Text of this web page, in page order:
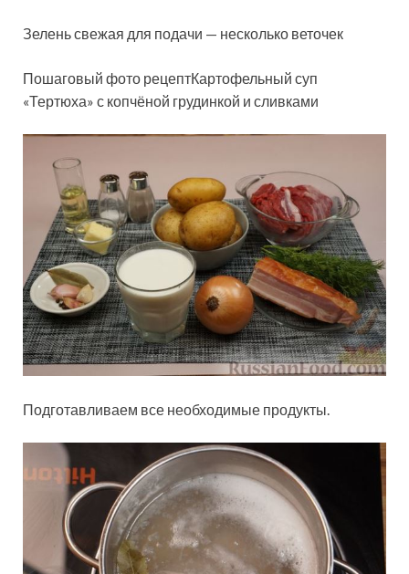
Зелень свежая для подачи — несколько веточек
Пошаговый фото рецептКартофельный суп
«Тертюха» с копчёной грудинкой и сливками
Подготавливаем все необходимые продукты.